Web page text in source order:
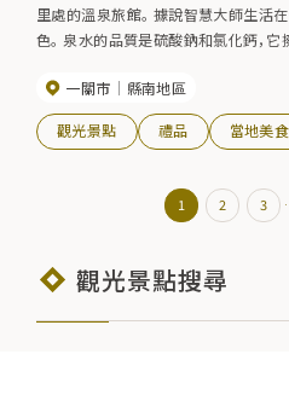
里處的溫泉旅館。 據說智慧大師生活
色。 泉水的品質是硫酸鈉和氯化鈣，
您感受到四季的氛圍。 日式客房充滿
物和秋天的樹葉特別美妙。 賞紅葉最
一關市 縣南地區
觀光景點 禮品 當地美食
1 2 3
觀光景點搜尋